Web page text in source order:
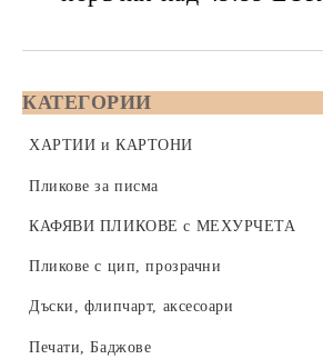
КАТЕГОРИИ
ХАРТИИ и КАРТОНИ
Копирна хартия 80 gsm - формат А5,
210x297 мм
Бяла копирна хартия, формат А3,
цветен печат - А4, А3, SRA3, А3+
формат А4 - 210x297
формат А3 - 420x297
Цветна хартия 80 / 160 / 270 gsm
Цветна копирна хартия 80 грама,
Инженерна хартия за плотери на
Пликове за писма
КАФЯВИ ПЛИКОВЕ с МЕХУРЧЕТА
Пликове с цип, прозрачни
Дъски, флипчарт, аксесоари
Коркови дъски
Печати, Баджове